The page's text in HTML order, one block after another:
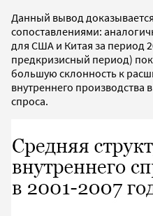
Данный вывод
сопоставлениями:
для США и Китая за период
предкризисный период)
большую склонность к
внутреннего производства
спроса.